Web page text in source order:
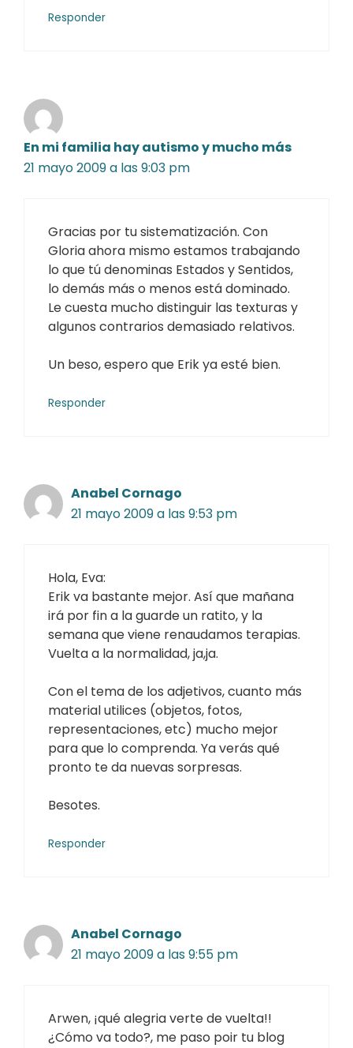
Responder
En mi familia hay autismo y mucho más
21 mayo 2009 a las 9:03 pm
Gracias por tu sistematización. Con
Gloria ahora mismo estamos trabajando
lo que tú denominas Estados y Sentidos,
lo demás más o menos está dominado.
Le cuesta mucho distinguir las texturas y
algunos contrarios demasiado relativos.
Un beso, espero que Erik ya esté bien.
Responder
Anabel Cornago
21 mayo 2009 a las 9:53 pm
Hola, Eva:
Erik va bastante mejor. Así que mañana
irá por fin a la guarde un ratito, y la
semana que viene renaudamos terapias.
Vuelta a la normalidad, ja,ja.
Con el tema de los adjetivos, cuanto más
material utilices (objetos, fotos,
representaciones, etc) mucho mejor
para que lo comprenda. Ya verás qué
pronto te da nuevas sorpresas.
Besotes.
Responder
Anabel Cornago
21 mayo 2009 a las 9:55 pm
Arwen, ¡qué alegria verte de vuelta!!
¿Cómo va todo?, me paso poir tu blog